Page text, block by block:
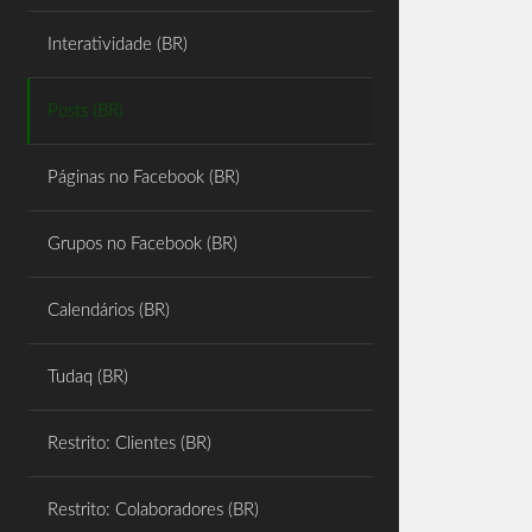
Interatividade (BR)
Posts (BR)
Páginas no Facebook (BR)
Grupos no Facebook (BR)
Calendários (BR)
Tudaq (BR)
Restrito: Clientes (BR)
Restrito: Colaboradores (BR)